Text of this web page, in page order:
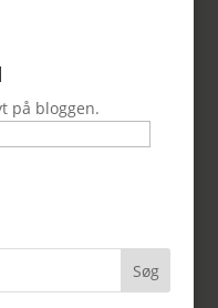
på bloggen.